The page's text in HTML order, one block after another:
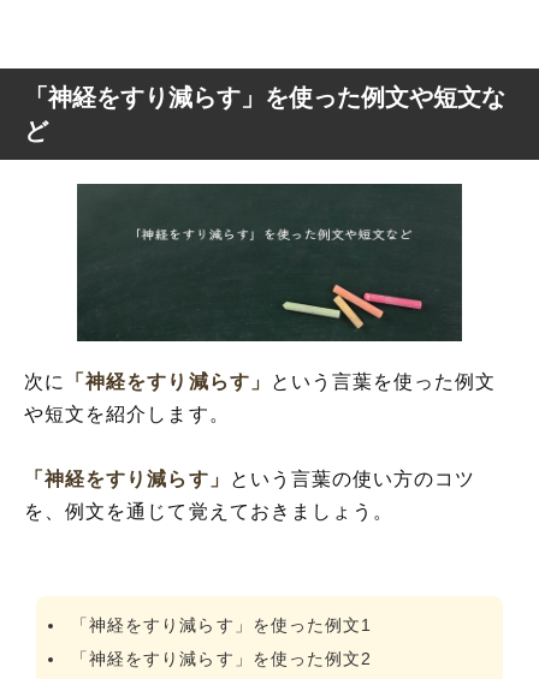
「神経をすり減らす」を使った例文や短文な
ど
次に 「神経をすり減らす」
という言葉を使った例文
や短文を紹介します。
「神経をすり減らす」
という言葉の使い方のコツ
を、例文を通じて覚えておきましょう。
「神経をすり減らす」を使った例文1
「神経をすり減らす」を使った例文2